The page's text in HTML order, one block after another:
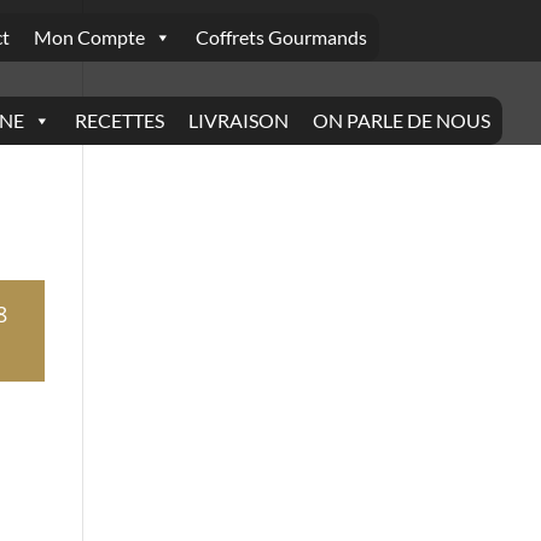
Mon Compte Coffrets Gourmands
RECETTES LIVRAISON ON PARLE DE NOUS